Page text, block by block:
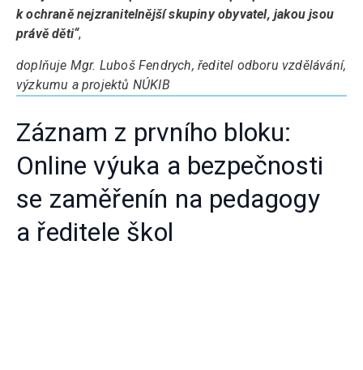
k ochraně nejzranitelnější skupiny obyvatel, jakou jsou
právě děti“,
doplňuje Mgr. Luboš Fendrych, ředitel odboru vzdělávání,
výzkumu a projektů NÚKIB
Záznam z prvního bloku:
Online výuka a bezpečnosti
se zaměřenín na pedagogy
a ředitele škol